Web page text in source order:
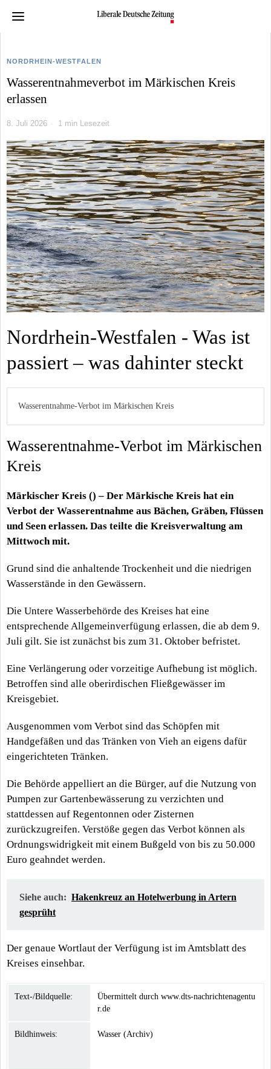
NORDRHEIN-WESTFALEN
Wasserentnahmeverbot im Märkischen Kreis
erlassen
8. Juli 2026 1 min Lesezeit
Nordrhein-Westfalen - Was ist
passiert – was dahinter steckt
Wasserentnahme-Verbot im Märkischen Kreis
Wasserentnahme-Verbot im Märkischen
Kreis
Märkischer Kreis () – Der Märkische Kreis hat ein
Verbot der Wasserentnahme aus Bächen, Gräben, Flüssen
und Seen erlassen. Das teilte die Kreisverwaltung am
Mittwoch mit.
Grund sind die anhaltende Trockenheit und die niedrigen
Wasserstände in den Gewässern.
Die Untere Wasserbehörde des Kreises hat eine
entsprechende Allgemeinverfügung erlassen, die ab dem 9.
Juli gilt. Sie ist zunächst bis zum 31. Oktober befristet.
Eine Verlängerung oder vorzeitige Aufhebung ist möglich.
Betroffen sind alle oberirdischen Fließgewässer im
Kreisgebiet.
Ausgenommen vom Verbot sind das Schöpfen mit
Handgefäßen und das Tränken von Vieh an eigens dafür
eingerichteten Tränken.
Die Behörde appelliert an die Bürger, auf die Nutzung von
Pumpen zur Gartenbewässerung zu verzichten und
stattdessen auf Regentonnen oder Zisternen
zurückzugreifen. Verstöße gegen das Verbot können als
Ordnungswidrigkeit mit einem Bußgeld von bis zu 50.000
Euro geahndet werden.
Siehe auch: Hakenkreuz an Hotelwerbung in Artern
gesprüht
Der genaue Wortlaut der Verfügung ist im Amtsblatt des
Kreises einsehbar.
Text-/Bildquelle:
Übermittelt durch www.dts-nachrichtenagentu
r.de
Bildhinweis: Wasser (Archiv)